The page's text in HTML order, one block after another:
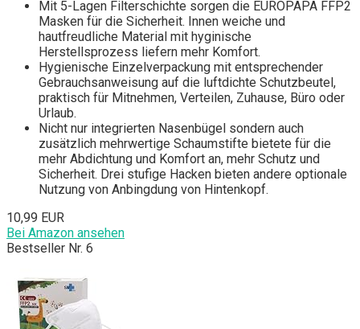
Mit 5-Lagen Filterschichte sorgen die EUROPAPA FFP2
Masken für die Sicherheit. Innen weiche und
hautfreudliche Material mit hyginische
Herstellsprozess liefern mehr Komfort.
Hygienische Einzelverpackung mit entsprechender
Gebrauchsanweisung auf die luftdichte Schutzbeutel,
praktisch für Mitnehmen, Verteilen, Zuhause, Büro oder
Urlaub.
Nicht nur integrierten Nasenbügel sondern auch
zusätzlich mehrwertige Schaumstifte bietete für die
mehr Abdichtung und Komfort an, mehr Schutz und
Sicherheit. Drei stufige Hacken bieten andere optionale
Nutzung von Anbingdung von Hintenkopf.
10,99 EUR
Bei Amazon ansehen
Bestseller Nr. 6